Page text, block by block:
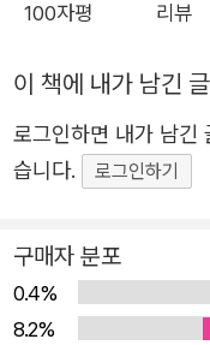
이 얼마나 고루한 것
한 시선을 ‘비딱하다’
되기도 한다. 실제로
시대를 살아가는 우리
다. 인과로는 설명되지
그러한 세계의 폭력성
뿐 아니라 주인공 인
100자평 리뷰
이 책에 내가 남긴 글
로그인하면 내가 남긴
습니다.
로그인하기
구매자 분포
0.4%
8.2%